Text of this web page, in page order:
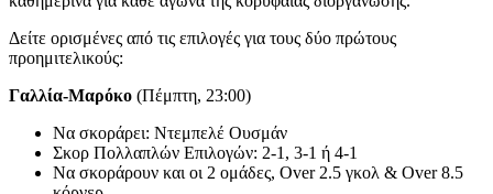
Δείτε ορισμένες από τις επιλογές για τους δύο πρώτους
προημιτελικούς:
Γαλλία-Μαρόκο (Πέμπτη, 23:00)
Να σκοράρει: Nτεμπελέ Ουσμάν
Σκορ Πολλαπλών Επιλογών: 2-1, 3-1 ή 4-1
Να σκοράρουν και οι 2 ομάδες, Over 2.5 γκολ & Over 8.5